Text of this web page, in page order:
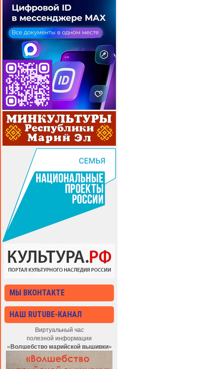
МЫ ВКОНТАКТЕ
НАШ RUTUBE-КАНАЛ
Виртуальный час
полезной информации
«Волшебство марийской вышивки»